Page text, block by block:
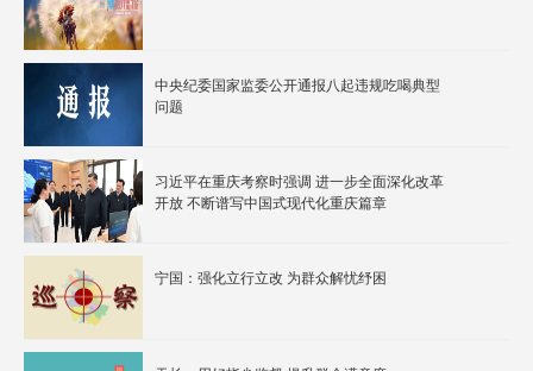
中央纪委国家监委公开通报八起违规吃喝典型
问题
习近平在重庆考察时强调 进一步全面深化改革
开放 不断谱写中国式现代化重庆篇章
宁国：强化立行立改 为群众解忧纾困